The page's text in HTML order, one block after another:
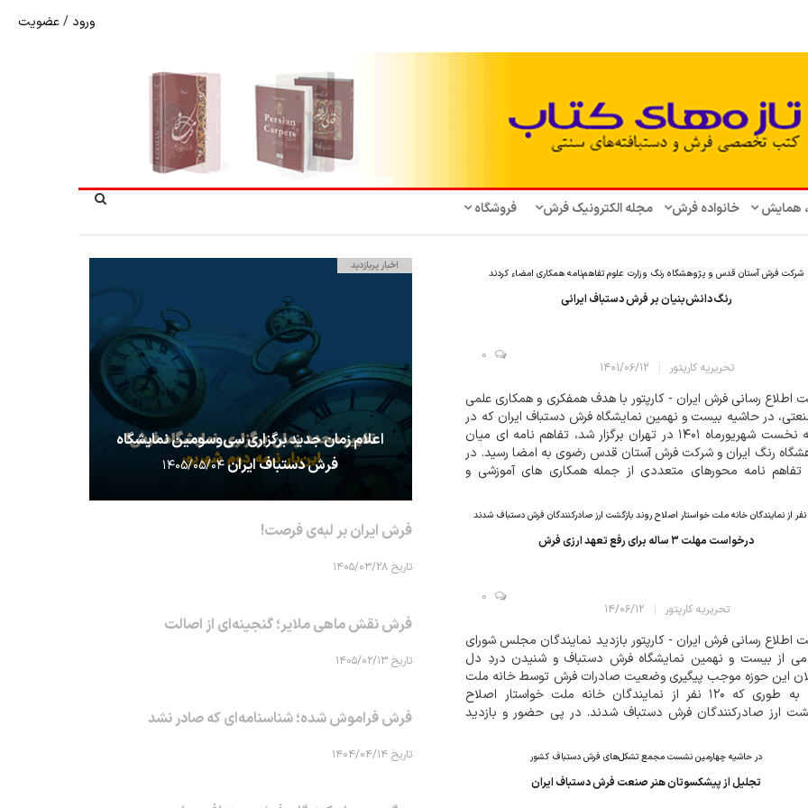
ورود /عضویت
همایش‌ خانواده فرش مجله الکترونیک فرش فروشگاه
شرکت فرش آستان قدس و پژوهشگاه رنگ وزارت علوم تفاهم‌نامه همکاری امضاء کردند
رنگ دانش‌بنیان بر فرش دستباف ایرانی
تحریریه کارپتور ۱۴۰۱/۰۶/۱۲
0
اطلاع رسانی فرش ایران - کارپتور با هدف همفكری و همكاری علمی
در حاشیه بیست و نهمین نمایشگاه فرش دستباف ایران که در
هفته نخست شهریورماه ۱۴۰۱ در تهران برگزار شد، تفاهم نامه ای میان
رنگ ایران و شركت فرش آستان قدس رضوی به امضا رسید. در
تفاهم نامه محورهای متعددی از جمله همکاری های آموزشی و
درخواست مهلت ۳ ساله برای رفع تعهد ارزی فرش
تحریریه کارپتور ۱۴/۰۶/۱۲
0
اطلاع رسانی فرش ایران - کارپتور بازدید نمایندگان مجلس شورای
از بیست و نهمین نمایشگاه فرش دستباف و شنیدن دردِ دل
این حوزه موجب پیگیری وضعیت صادرات فرش توسط خانه ملت
شد، به طوری که ۱۲۰ نفر از نمایندگان خانه ملت خواستار اصلاح
ارز صادرکنندگان فرش دستباف شدند. در پی حضور و بازدید
فرش دستباف که با حضور...
در حاشیه چهارمین نشست مجمع تشکل‌های فرش دستباف کشور
تجلیل از پیشکسوتان هنر صنعت فرش دستباف ایران
اخبار پربازدید
اعلام زمان جدید برگزاری سی‌وسومین نمایشگاه
فرش دستباف ایران۱۴۰۵/۰۵/۰۴
فرش ایران بر لبه‌ی فرصت!
تاریخ ۱۴۰۵/۰۳/۲۸
فرش نقش ماهی‌ ملایر؛ گنجینه‌ای از اصالت
تاریخ ۱۴۰۵/۰۲/۱۳
فرش فراموش شده؛ شناسنامه‌ای که صادر نشد
تاریخ ۱۴۰۴/۰۴/۱۴